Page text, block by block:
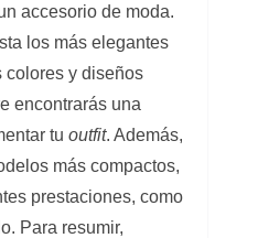
accesorio de moda.
los más elegantes
colores y diseños
encontrarás una
tu outfit. Además,
más compactos,
prestaciones, como
Para resumir,